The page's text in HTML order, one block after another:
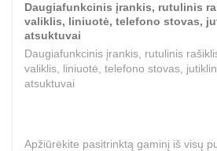
Daugiafunkcinis įrankis, rutulinis
valiklis, liniuotė, telefono stovas,
atsuktuvai
Daugiafunkcinis įrankis, rutulinis
valiklis, liniuotė, telefono stovas,
atsuktuvai
Apžiūrėkite pasitrinktą gaminį iš visų